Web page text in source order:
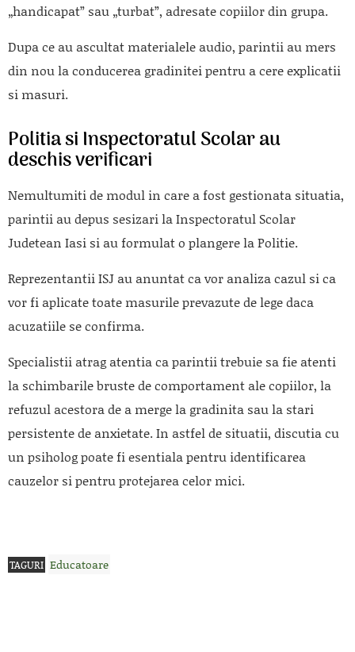
„handicapat” sau „turbat”, adresate copiilor din grupa.
Dupa ce au ascultat materialele audio, parintii au mers
din nou la conducerea gradinitei pentru a cere explicatii
si masuri.
Politia si Inspectoratul Scolar au
deschis verificari
Nemultumiti de modul in care a fost gestionata situatia,
parintii au depus sesizari la Inspectoratul Scolar
Judetean Iasi si au formulat o plangere la Politie.
Reprezentantii ISJ au anuntat ca vor analiza cazul si ca
vor fi aplicate toate masurile prevazute de lege daca
acuzatiile se confirma.
Specialistii atrag atentia ca parintii trebuie sa fie atenti
la schimbarile bruste de comportament ale copiilor, la
refuzul acestora de a merge la gradinita sau la stari
persistente de anxietate. In astfel de situatii, discutia cu
un psiholog poate fi esentiala pentru identificarea
cauzelor si pentru protejarea celor mici.
TAGURI Educatoare